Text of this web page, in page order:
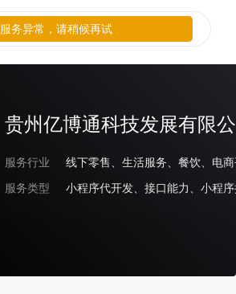
贵州亿博通科技发展有限
服务行业
线下零售、生活服务、餐饮、电
服务类型
服务异常，请稍候再试